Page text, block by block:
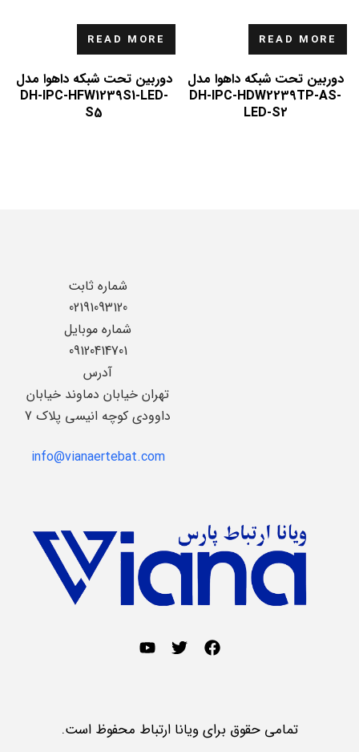
READ MORE
دوربین تحت شبکه داهوا مدل
DH-IPC-HDW2239TP-AS-
LED-S2
READ MORE
دوربین تحت شبکه داهوا مدل
DH-IPC-HFW1239S1-LED-
S5
شماره ثابت
02191093120
شماره موبایل
09120414701
آدرس
تهران خیابان دماوند خیابان
داوودی کوچه انیسی پلاک 7
info@vianaertebat.com
تمامی حقوق برای ویانا ارتباط محفوظ است.